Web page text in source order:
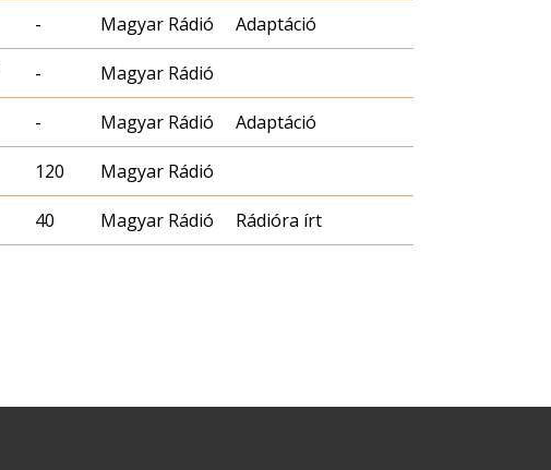
- Magyar Rádió Adaptáció
- Magyar Rádió
- Magyar Rádió Adaptáció
120 Magyar Rádió
40 Magyar Rádió Rádióra írt